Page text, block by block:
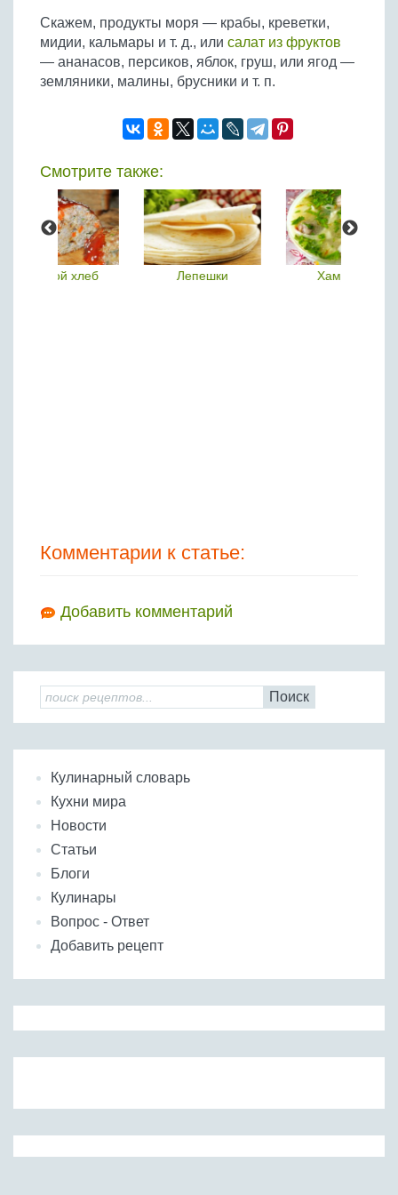
Яйца
Крупы
Скажем, продукты моря — крабы, креветки,
мидии, кальмары и т. д., или салат из фруктов
— ананасов, персиков, яблок, груш, или ягод —
земляники, малины, брусники и т. п.
Смотрите также:
Комментарии к статье:
Добавить комментарий
Поиск
Кулинарный словарь
Кухни мира
Новости
Статьи
Блоги
Кулинары
Вопрос - Ответ
Добавить рецепт